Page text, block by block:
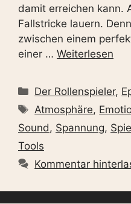
damit erreichen kann.
Fallstricke lauern.
zwischen einem
einer … Weiterlesen
Kategorien
Der Rollenspieler,
Schlagwörter
Atmosphäre,
Sound , Spannung,
Tools
Kommentar